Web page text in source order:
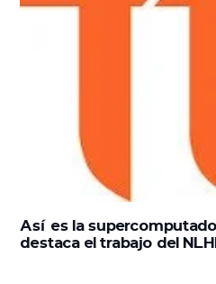
Así es la
destaca el trabajo del